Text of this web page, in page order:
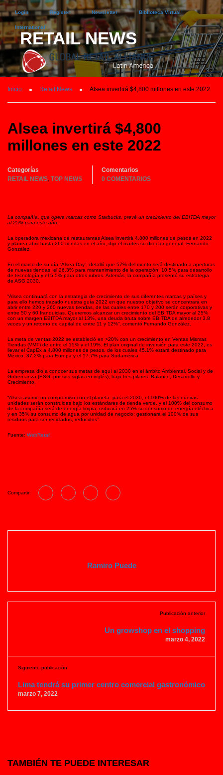
Login Register Newsletter Biblioteca Virtual
International
RETAIL NEWS
Inicio Retail News Alsea invertirá $4,800 millones en este 2022
Alsea invertirá $4,800
millones en este 2022
Categorías
RETAIL NEWS TOP NEWS
Comentarios
0 COMENTARIOS
La compañía, que opera marcas como Starbucks, prevé un crecimiento del EBITDA mayor
al 25% para este año.
La operadora mexicana de restaurantes Alsea invertirá 4,800 millones de pesos en 2022
y planea abrir hasta 260 tiendas en el año, dijo el martes su director general, Fernando
González.
En el marco de su día “Alsea Day”, detalló que 57% del monto será destinado a aperturas
de nuevas tiendas, el 26.3% para mantenimiento de la operación; 10.5% para desarrollo
de tecnología y el 5.5% para otros rubros. Además, la compañía presentó su estrategia
de ASG 2030.
“Alsea continuará con la estrategia de crecimiento de sus diferentes marcas y países y
para ello hemos trazado nuestra guía 2022 en que nuestro objetivo se concentrará en
abrir entre 220 y 260 nuevas tiendas, de las cuales entre 170 y 200 serán corporativas y
entre 50 y 60 franquicias. Queremos alcanzar un crecimiento del EBITDA mayor al 25%
con un margen EBITDA mayor al 13%, una deuda bruta sobre EBITDA de alrededor 3.8
veces y un retorno de capital de entre 11 y 12%”, comentó Fernando González.
La meta de ventas 2022 se estableció en >20% con un crecimiento en Ventas Mismas
Tiendas (VMT) de entre el 15% y el 19%. El plan original de inversión para este 2022, es
llevar el CapEx a 4,800 millones de pesos, de los cuales 45.1% estará destinado para
México; 37.2% para Europa y el 17.7% para Sudamérica.
La empresa dio a conocer sus metas de aquí al 2030 en el ámbito Ambiental, Social y de
Gobernanza (ESG, por sus siglas en inglés), bajo tres pilares: Balance, Desarrollo y
Crecimiento.
“Alsea asume un compromiso con el planeta: para el 2030, el 100% de las nuevas
unidades serán construidas bajo los estándares de tienda verde, y el 100% del consumo
de la compañía será de energía limpia; reducirá en 25% su consumo de energía eléctrica
y en 35% su consumo de agua por unidad de negocio; gestionará el 100% de sus
residuos para ser reciclados, reducidos”.
Fuente: WebRetail
Compartir:
Ramiro Puede
Publicación anterior
Un growshop en el shopping
marzo 4, 2022
Siguiente publicación
Lima tendrá su primer centro comercial gastronómico
marzo 7, 2022
TAMBIÉN TE PUEDE INTERESAR